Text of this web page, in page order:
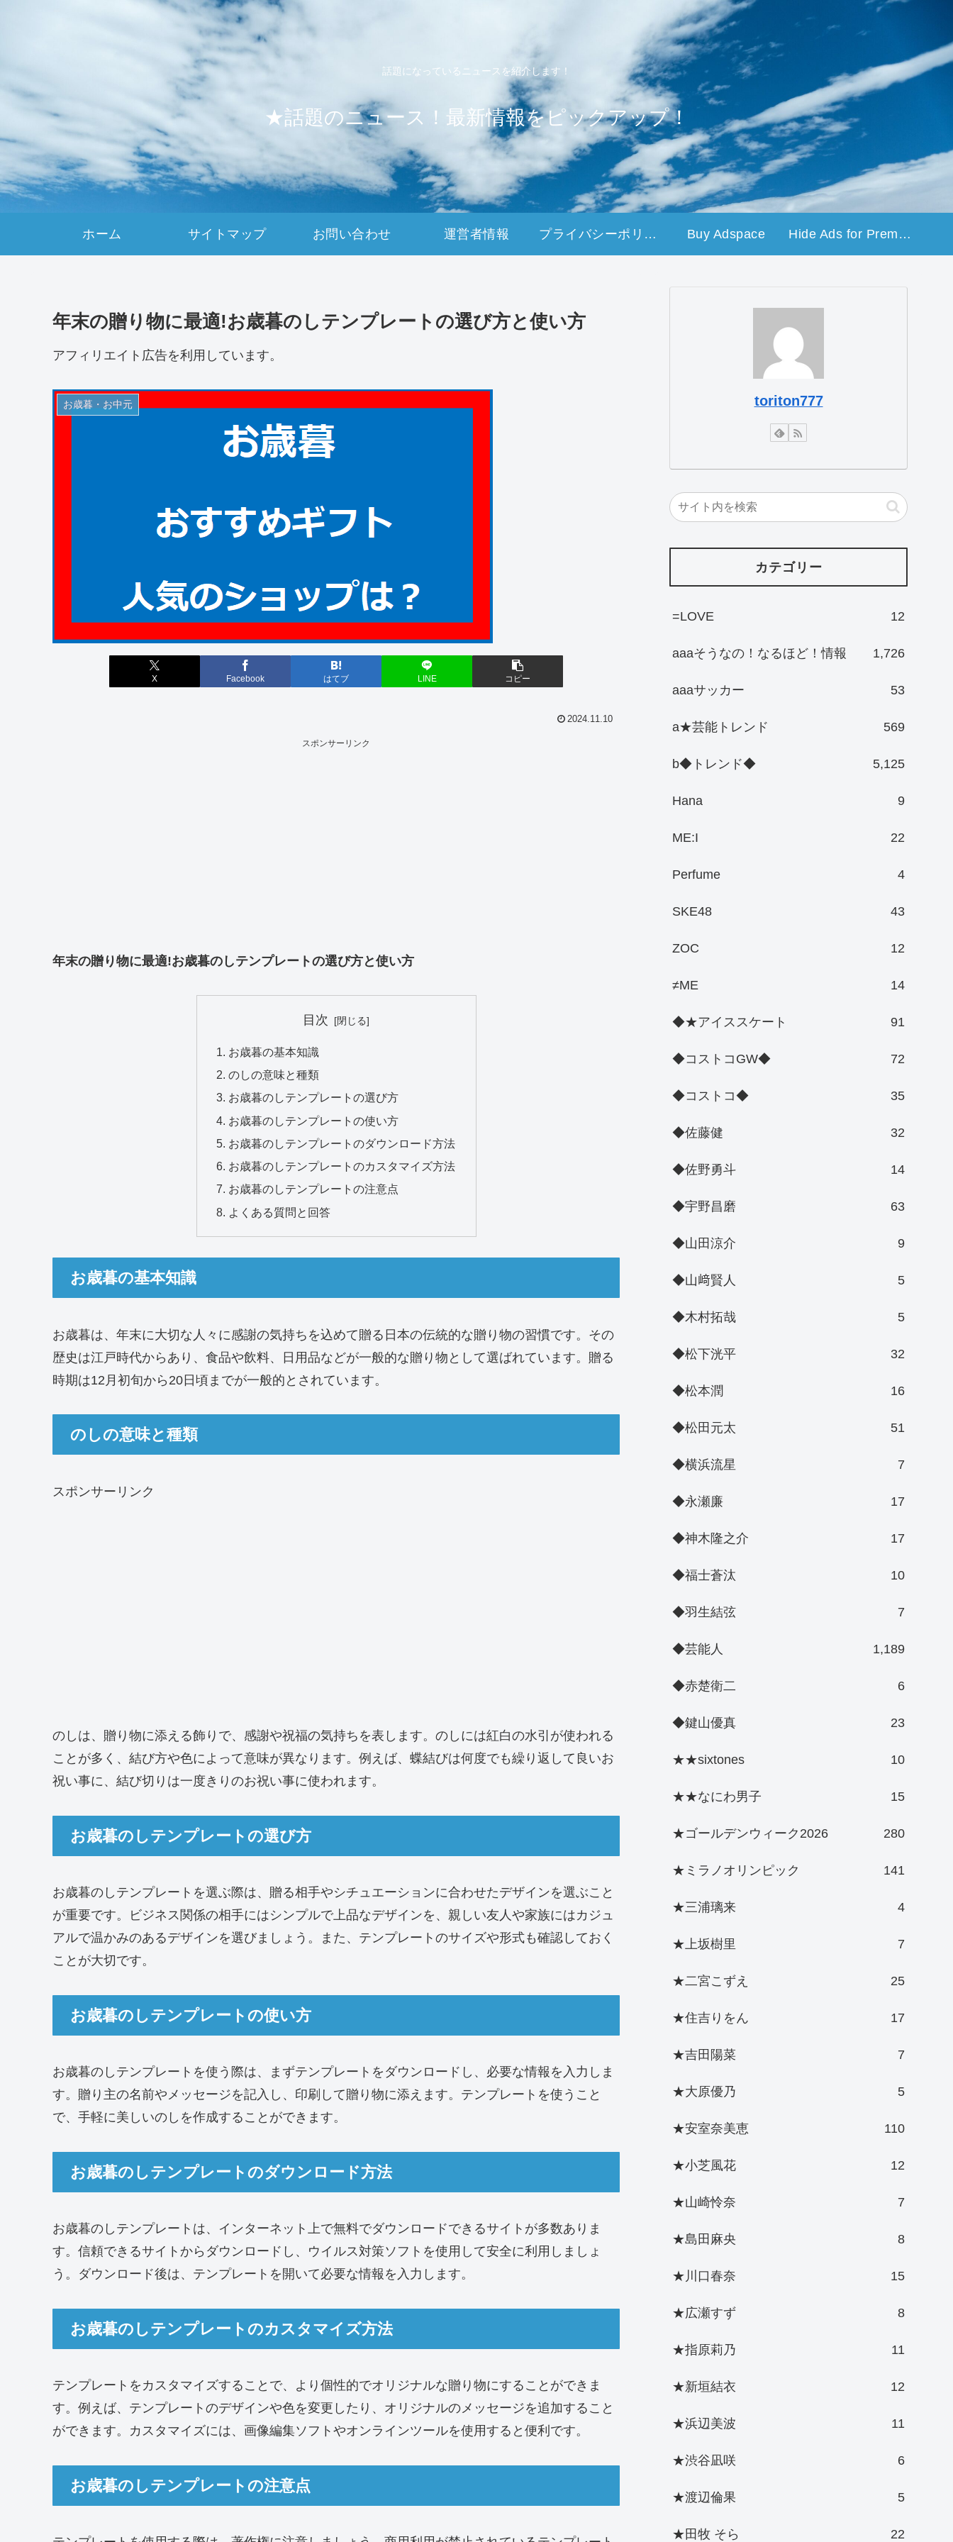
話題になっているニュースを紹介します！
★話題のニュース！最新情報をピックアップ！
ホーム サイトマップ お問い合わせ 運営者情報 プライバシーポリシー Buy Adspace Hide Ads for Premium Members
年末の贈り物に最適!お歳暮のしテンプレートの選び方と使い方
アフィリエイト広告を利用しています。
お歳暮・お中元
X Facebook はてブ LINE コピー
2024.11.10
スポンサーリンク
年末の贈り物に最適!お歳暮のしテンプレートの選び方と使い方
目次
お歳暮の基本知識
のしの意味と種類
お歳暮のしテンプレートの選び方
お歳暮のしテンプレートの使い方
お歳暮のしテンプレートのダウンロード方法
お歳暮のしテンプレートのカスタマイズ方法
お歳暮のしテンプレートの注意点
よくある質問と回答
お歳暮の基本知識
お歳暮は、年末に大切な人々に感謝の気持ちを込めて贈る日本の伝統的な贈り物の習慣です。その
歴史は江戸時代からあり、食品や飲料、日用品などが一般的な贈り物として選ばれています。贈る
時期は12月初旬から20日頃までが一般的とされています。
のしの意味と種類
スポンサーリンク
のしは、贈り物に添える飾りで、感謝や祝福の気持ちを表します。のしには紅白の水引が使われる
ことが多く、結び方や色によって意味が異なります。例えば、蝶結びは何度でも繰り返して良いお
祝い事に、結び切りは一度きりのお祝い事に使われます。
お歳暮のしテンプレートの選び方
お歳暮のしテンプレートを選ぶ際は、贈る相手やシチュエーションに合わせたデザインを選ぶこと
が重要です。ビジネス関係の相手にはシンプルで上品なデザインを、親しい友人や家族にはカジュ
アルで温かみのあるデザインを選びましょう。また、テンプレートのサイズや形式も確認しておく
ことが大切です。
お歳暮のしテンプレートの使い方
お歳暮のしテンプレートを使う際は、まずテンプレートをダウンロードし、必要な情報を入力しま
す。贈り主の名前やメッセージを記入し、印刷して贈り物に添えます。テンプレートを使うこと
で、手軽に美しいのしを作成することができます。
お歳暮のしテンプレートのダウンロード方法
お歳暮のしテンプレートは、インターネット上で無料でダウンロードできるサイトが多数ありま
す。信頼できるサイトからダウンロードし、ウイルス対策ソフトを使用して安全に利用しましょ
う。ダウンロード後は、テンプレートを開いて必要な情報を入力します。
お歳暮のしテンプレートのカスタマイズ方法
テンプレートをカスタマイズすることで、より個性的でオリジナルな贈り物にすることができま
す。例えば、テンプレートのデザインや色を変更したり、オリジナルのメッセージを追加すること
ができます。カスタマイズには、画像編集ソフトやオンラインツールを使用すると便利です。
お歳暮のしテンプレートの注意点
toriton777
カテゴリー
=LOVE 12
aaaそうなの！なるほど！情報 1,726
aaaサッカー 53
a★芸能トレンド 569
b◆トレンド◆ 5,125
Hana 9
ME:I 22
Perfume 4
SKE48 43
ZOC 12
≠ME 14
◆★アイススケート 91
◆コストコGW◆ 72
◆コストコ◆ 35
◆佐藤健 32
◆佐野勇斗 14
◆宇野昌磨 63
◆山田涼介 9
◆山﨑賢人 5
◆木村拓哉 5
◆松下洸平 32
◆松本潤 16
◆松田元太 51
◆横浜流星 7
◆永瀬廉 17
◆神木隆之介 17
◆福士蒼汰 10
◆羽生結弦 7
◆芸能人 1,189
◆赤楚衛二 6
◆鍵山優真 23
★★sixtones 10
★★なにわ男子 15
★ゴールデンウィーク2026 280
★ミラノオリンピック 141
★三浦璃来 4
★上坂樹里 7
★二宮こずえ 25
★住吉りをん 17
★吉田陽菜 7
★大原優乃 5
★安室奈美恵 110
★小芝風花 12
★山崎怜奈 7
★島田麻央 8
★川口春奈 15
★広瀬すず 8
★指原莉乃 11
★新垣結衣 12
★浜辺美波 11
★渋谷凪咲 6
★渡辺倫果 5
★田牧 そら 22